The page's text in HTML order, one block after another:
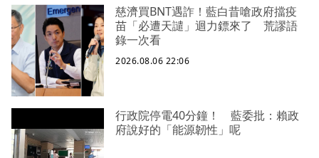
慈濟買BNT遇詐！藍白昔嗆政府擋疫
苗「必遭天譴」迴力鏢來了 荒謬語
錄一次看
2026.08.06 22:06
行政院停電40分鐘！ 藍委批：賴政
府說好的「能源韌性」呢